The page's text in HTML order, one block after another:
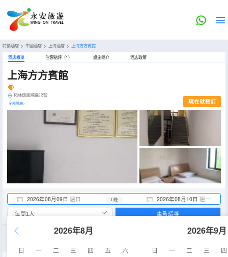
特價酒店 > 中國酒店 > 上海酒店 > 上海方方賓館
酒店概览 住客點評（1） 設施簡介 酒店政策
上海方方賓館
柘林鎮滬港路22號
全部設施> 現在就預訂
2026年08月09日 週日 2026年08月10日 週一
1 晚
2026年8月
日 一 二 三 四 五
六
2026年9月
日 一 二 三
四
重新搜尋